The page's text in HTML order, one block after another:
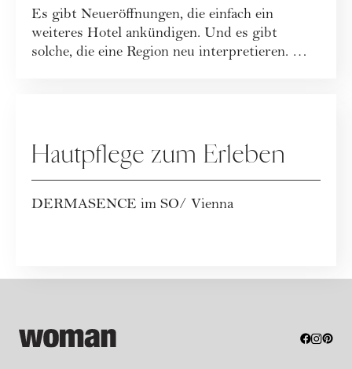
Es gibt Neueröffnungen, die einfach ein
weiteres Hotel ankündigen. Und es gibt
solche, die eine Region neu interpretieren. Mit
Hautpflege zum Erleben
DERMASENCE im SO/ Vienna